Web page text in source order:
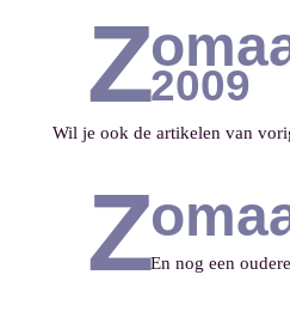
Z2009
Wil je ook de artikelen van
ZEn nog een